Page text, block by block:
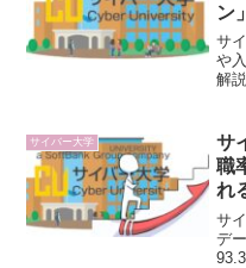
ン
サ
や
解
ず
事
サイバー大学
サ
職
れ
サ
デ